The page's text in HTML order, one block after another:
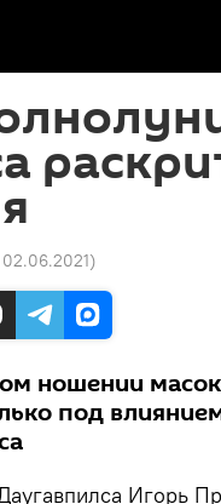
02.06.2021)
ношении
под
Игорь